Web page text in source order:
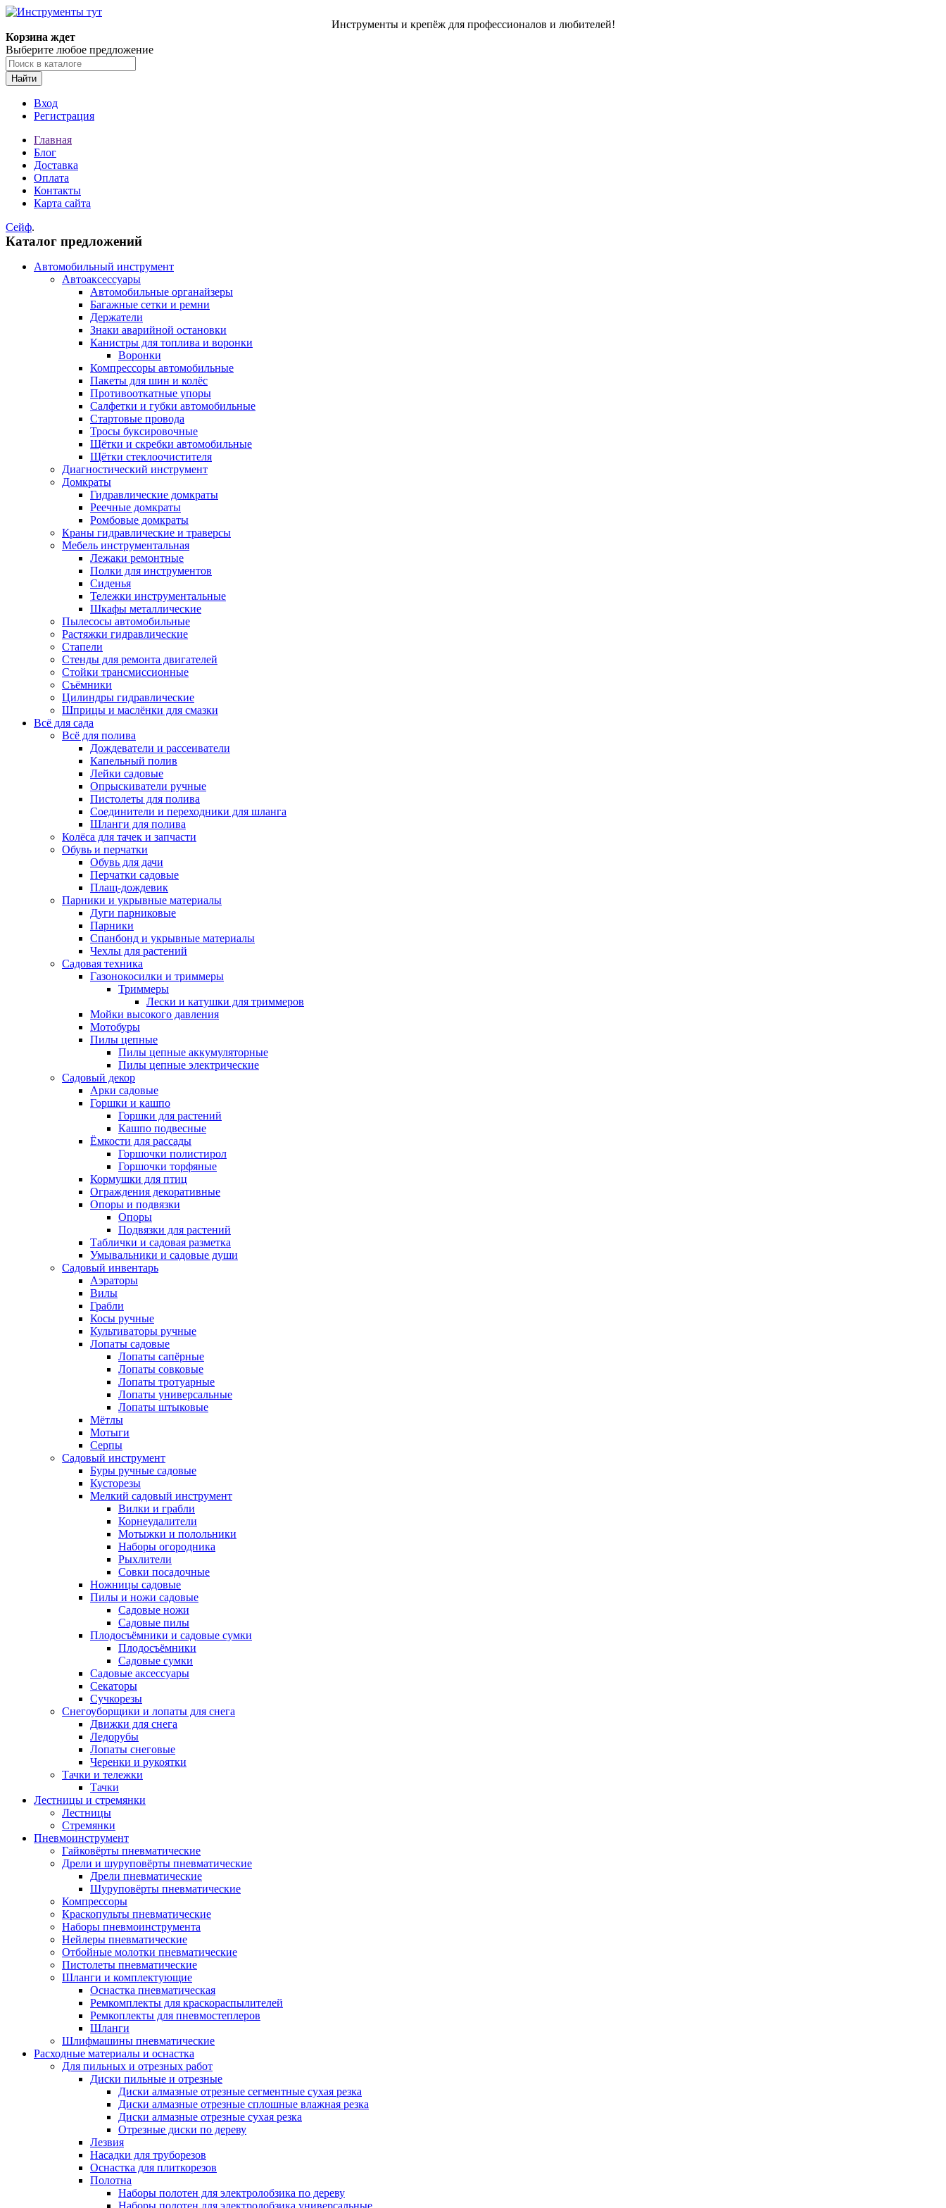
Инструменты и крепёж для профессионалов и любителей!
Корзина ждет
Выберите любое предложение
Найти
Вход
Регистрация
Главная
Блог
Доставка
Оплата
Контакты
Карта сайта
Сейф.
Каталог предложений
Автомобильный инструмент
Автоаксессуары
Автомобильные органайзеры
Багажные сетки и ремни
Держатели
Знаки аварийной остановки
Канистры для топлива и воронки
Воронки
Компрессоры автомобильные
Пакеты для шин и колёс
Противооткатные упоры
Салфетки и губки автомобильные
Стартовые провода
Тросы буксировочные
Щётки и скребки автомобильные
Щётки стеклоочистителя
Диагностический инструмент
Домкраты
Гидравлические домкраты
Реечные домкраты
Ромбовые домкраты
Краны гидравлические и траверсы
Мебель инструментальная
Лежаки ремонтные
Полки для инструментов
Сиденья
Тележки инструментальные
Шкафы металлические
Пылесосы автомобильные
Растяжки гидравлические
Стапели
Стенды для ремонта двигателей
Стойки трансмиссионные
Съёмники
Цилиндры гидравлические
Шприцы и маслёнки для смазки
Всё для сада
Всё для полива
Дождеватели и рассеиватели
Капельный полив
Лейки садовые
Опрыскиватели ручные
Пистолеты для полива
Соединители и переходники для шланга
Шланги для полива
Колёса для тачек и запчасти
Обувь и перчатки
Обувь для дачи
Перчатки садовые
Плащ-дождевик
Парники и укрывные материалы
Дуги парниковые
Парники
Спанбонд и укрывные материалы
Чехлы для растений
Садовая техника
Газонокосилки и триммеры
Триммеры
Лески и катушки для триммеров
Мойки высокого давления
Мотобуры
Пилы цепные
Пилы цепные аккумуляторные
Пилы цепные электрические
Садовый декор
Арки садовые
Горшки и кашпо
Горшки для растений
Кашпо подвесные
Ёмкости для рассады
Горшочки полистирол
Горшочки торфяные
Кормушки для птиц
Ограждения декоративные
Опоры и подвязки
Опоры
Подвязки для растений
Таблички и садовая разметка
Умывальники и садовые души
Садовый инвентарь
Аэраторы
Вилы
Грабли
Косы ручные
Культиваторы ручные
Лопаты садовые
Лопаты сапёрные
Лопаты совковые
Лопаты тротуарные
Лопаты универсальные
Лопаты штыковые
Мётлы
Мотыги
Серпы
Садовый инструмент
Буры ручные садовые
Кусторезы
Мелкий садовый инструмент
Вилки и грабли
Корнеудалители
Мотыжки и полольники
Наборы огородника
Рыхлители
Совки посадочные
Ножницы садовые
Пилы и ножи садовые
Садовые ножи
Садовые пилы
Плодосъёмники и садовые сумки
Плодосъёмники
Садовые сумки
Садовые аксессуары
Секаторы
Сучкорезы
Снегоуборщики и лопаты для снега
Движки для снега
Ледорубы
Лопаты снеговые
Черенки и рукоятки
Тачки и тележки
Тачки
Лестницы и стремянки
Лестницы
Стремянки
Пневмоинструмент
Гайковёрты пневматические
Дрели и шуруповёрты пневматические
Дрели пневматические
Шуруповёрты пневматические
Компрессоры
Краскопульты пневматические
Наборы пневмоинструмента
Нейлеры пневматические
Отбойные молотки пневматические
Пистолеты пневматические
Шланги и комплектующие
Оснастка пневматическая
Ремкомплекты для краскораспылителей
Ремкоплекты для пневмостеплеров
Шланги
Шлифмашины пневматические
Расходные материалы и оснастка
Для пильных и отрезных работ
Диски пильные и отрезные
Диски алмазные отрезные сегментные сухая резка
Диски алмазные отрезные сплошные влажная резка
Диски алмазные отрезные сухая резка
Отрезные диски по дереву
Лезвия
Насадки для труборезов
Оснастка для плиткорезов
Полотна
Наборы полотен для электролобзика по дереву
Наборы полотен для электролобзика универсальные